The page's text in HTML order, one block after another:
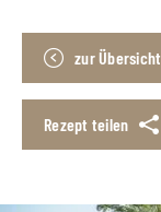
zur Übersicht
Rezept teilen